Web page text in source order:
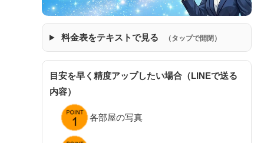
料金表をテキストで見る （タップで開閉）
目安を早く精度アップしたい場合（LINEで送る
内容）
各部屋の写真